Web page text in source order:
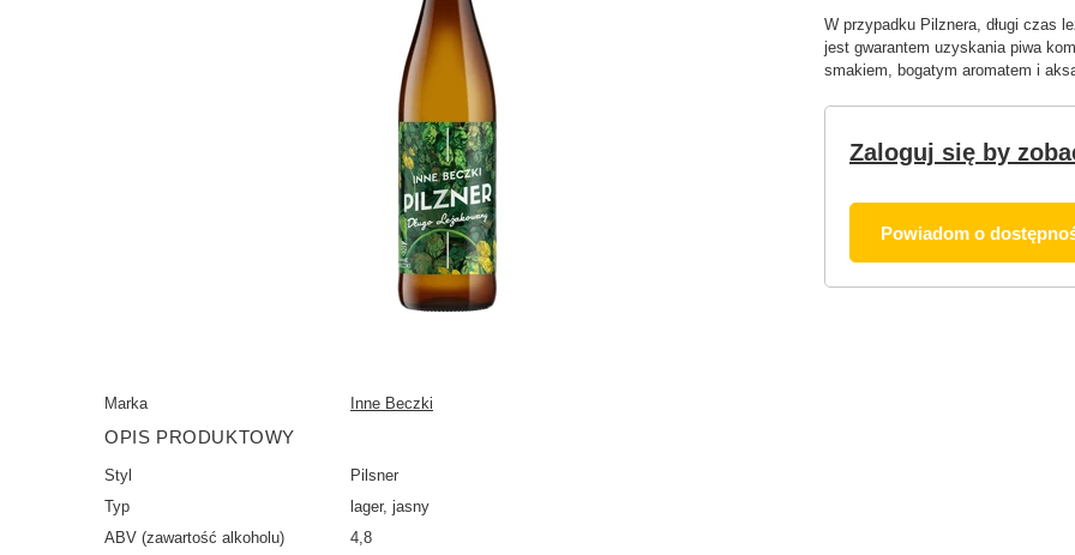
W przypadku Pilznera, długi czas
jest gwarantem uzyskania piwa
smakiem, bogatym aromatem i
Zaloguj się by
Powiadom o
Marka Inne Beczki
OPIS PRODUKTOWY
Styl
Pilsner
Typ
lager, jasny
ABV (zawartość alkoholu)
4,8